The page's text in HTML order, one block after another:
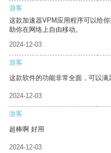
游客
这款加速器VPM应用程序可以给
助你在网络上自由移动。
2024-12-03
游客
这款软件的功能非常全面，可以满
2024-12-03
游客
超棒啊 好用
2024-12-03